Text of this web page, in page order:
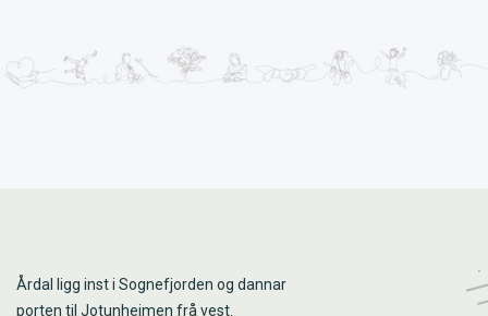
Årdal ligg inst i Sognefjorden og dannar
porten til Jotunheimen frå vest.